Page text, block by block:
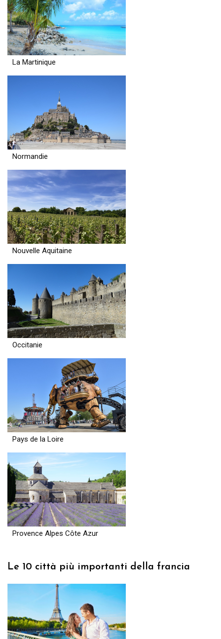
La Martinique
Normandie
Nouvelle Aquitaine
Occitanie
Pays de la Loire
Provence Alpes Côte Azur
Le 10 città più importanti della francia